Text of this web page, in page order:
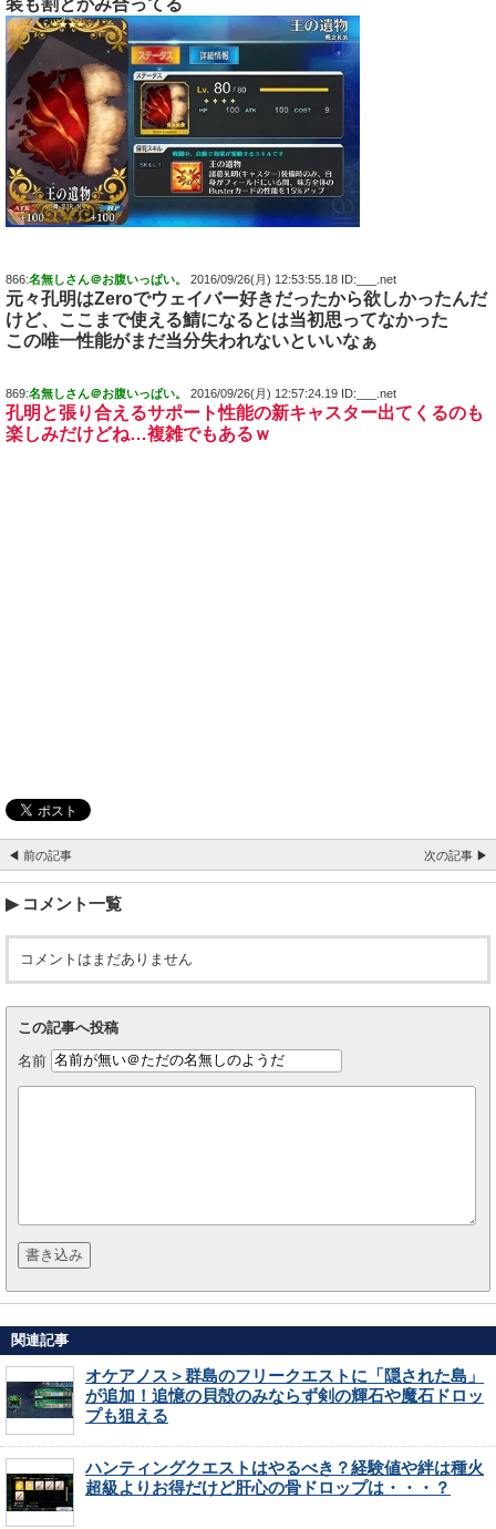
866:名無しさん＠お腹いっぱい。 2016/09/26(月) 12:53:55.18 ID:___.net
元々孔明はZeroでウェイバー好きだったから欲しかったんだ
けど、ここまで使える鯖になるとは当初思ってなかった
この唯一性能がまだ当分失われないといいなぁ
869:名無しさん＠お腹いっぱい。 2016/09/26(月) 12:57:24.19 ID:___.net
孔明と張り合えるサポート性能の新キャスター出てくるのも
楽しみだけどね…複雑でもあるｗ
◀ 前の記事 次の記事 ▶
コメント一覧
コメントはまだありません
この記事へ投稿
名前
関連記事
オケアノス＞群島のフリークエストに「隠された島」
が追加！追憶の貝殻のみならず剣の輝石や魔石ドロッ
プも狙える
ハンティングクエストはやるべき？経験値や絆は種火
超級よりお得だけど肝心の骨ドロップは・・・？